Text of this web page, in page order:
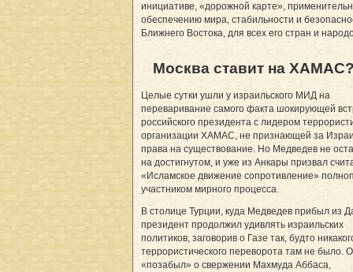
инициативе, «дорожной карте»,
обеспечению мира, стабильности и
Ближнего Востока, для всех его стран и
Москва ставит на
Целые сутки ушли у израильского МИД на
переваривание самого факта шокирующей
российского президента с лидером
организации ХАМАС, не признающей за
права на существование. Но Медведев не
на достигнутом, и уже из Анкары призвал
«Исламское движение сопротивление»
участником мирного процесса.
В столице Турции, куда Медведев прибыл из
президент продолжил удивлять израильских
политиков, заговорив о Газе так, будто
террористического переворота там не было.
«позабыл» о свержении Махмуда Аббаса,